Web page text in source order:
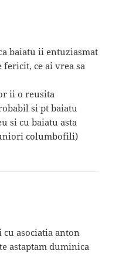
baiatu ii entuziasmat
ce ai vrea sa
ii o reusita
si pt baiatu
si cu baiatu asta
columbofili)
cu asociatia anton
astaptam duminica